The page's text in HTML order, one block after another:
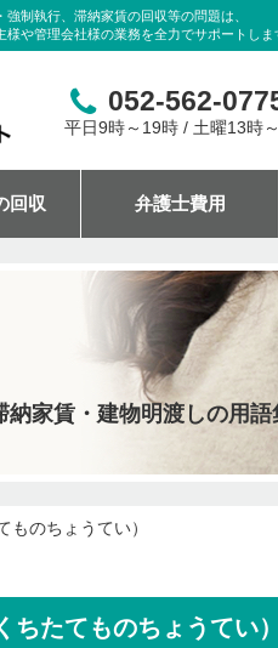
制執行、滞納家賃の回収等の問題は、
や管理会社様の業務を全力でサポートしま
052-562-
平日9時～19時 / 土曜13時
回収 弁護士費用
家賃・建物明渡しの用語
ものちょうてい）
ちたてものちょうてい）